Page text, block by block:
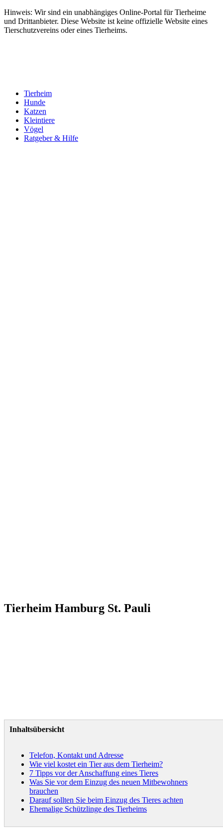
Hinweis: Wir sind ein unabhängiges Online-Portal für Tierheime
und Drittanbieter. Diese Website ist keine offizielle Website eines
Tierschutzvereins oder eines Tierheims.
Tierheim
Hunde
Katzen
Kleintiere
Vögel
Ratgeber & Hilfe
Tierheim Hamburg St. Pauli
Inhaltsübersicht
Telefon, Kontakt und Adresse
Wie viel kostet ein Tier aus dem Tierheim?
7 Tipps vor der Anschaffung eines Tieres
Was Sie vor dem Einzug des neuen Mitbewohners
brauchen
Darauf sollten Sie beim Einzug des Tieres achten
Ehemalige Schützlinge des Tierheims